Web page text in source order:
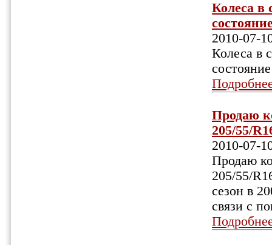
Колеса в
2010-07-
Колеса в
Продаю
205/55/
2010-07-
Продаю
205/55/
сезон в
связи с